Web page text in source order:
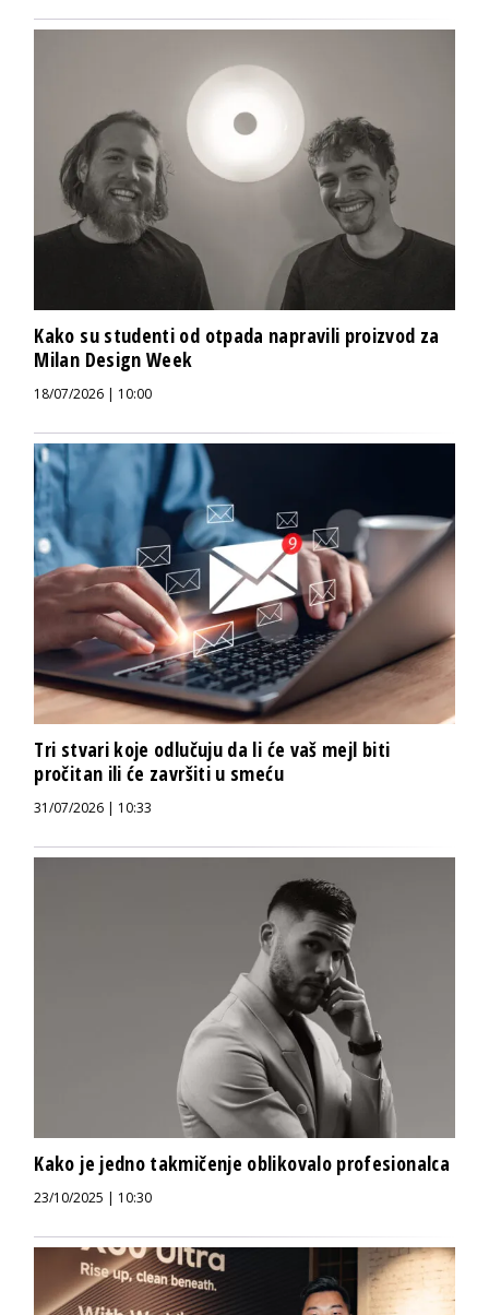
Kako su studenti od otpada napravili proizvod za
Milan Design Week
18/07/2026 | 10:00
Tri stvari koje odlučuju da li će vaš mejl biti
pročitan ili će završiti u smeću
31/07/2026 | 10:33
Kako je jedno takmičenje oblikovalo profesionalca
23/10/2025 | 10:30